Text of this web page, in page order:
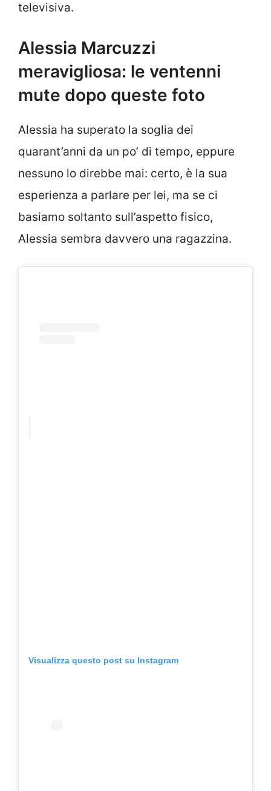
televisiva.
Alessia Marcuzzi
meravigliosa: le ventenni
mute dopo queste foto
Alessia ha superato la soglia dei
quarant’anni da un po’ di tempo, eppure
nessuno lo direbbe mai: certo, è la sua
esperienza a parlare per lei, ma se ci
basiamo soltanto sull’aspetto fisico,
Alessia sembra davvero una ragazzina.
Visualizza questo post su Instagram